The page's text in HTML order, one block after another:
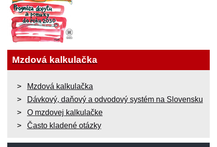
Mzdová kalkulačka
Mzdová kalkulačka
Dávkový, daňový a odvodový systém na Slovensku
O mzdovej kalkulačke
Často kladené otázky